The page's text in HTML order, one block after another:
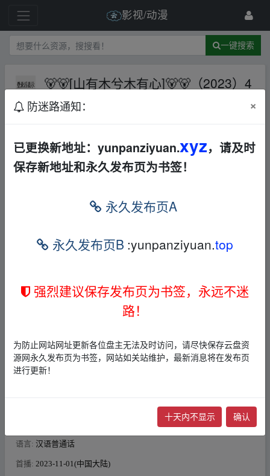
影视/动漫
一键搜索
🐻🐻[山有木兮木有心]🐻🐻（2023）4
0集更新中山有木兮木有心！
夸克网盘
_fr_om w ww.y un_pan_zi‥yu▁an.xy▂z
编剧:袁慧慧 / 白菜 / 柯丽芳 / 唐思颖
主演: 陈家赫 / 周漾玥 / 米热 / 裴佳欣 / 朱圣祎 / 郑国霖 / 包涵 / 刘琪
语言: 汉语普通话
首播: 2023-11-01(中国大陆)
防迷路通知： ×
已更换新地址：yunpanziyuan.xyz，请及时
保存新地址和永久发布页为书签！
永久发布页A
永久发布页B :yunpanziyuan.top
强烈建议保存发布页为书签，永远不迷
路！
为防止网站网址更新各位盘主无法及时访问，请尽快保存云盘资
源网永久发布页为书签，网站如关站维护，最新消息将在发布页
进行更新！
十天内不显示 确认